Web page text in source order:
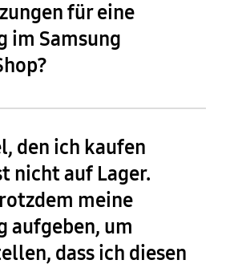
für eine
im Samsung
den ich kaufen
nicht auf Lager.
meine
aufgeben, um
dass ich diesen